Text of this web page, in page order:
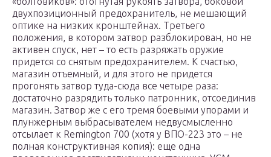
двухпозиционный предохранитель, не мешающий
оптике на низких кронштейнах. Третьего
положения, в котором затвор разблокирован, но не
активен спуск, нет – то есть разряжать оружие
придется со снятым предохранителем. К счастью,
магазин отъемный, и для этого не придется
прогонять затвор туда-сюда все четыре раза:
достаточно разрядить только патронник, отсоединив
магазин. Затвор же с его тремя боевыми упорами и
плунжерным выбрасывателем недвусмысленно
отсылает к Remington 700 (хотя у ВПО-223 это – не
полная конструктивная копия): еще одна